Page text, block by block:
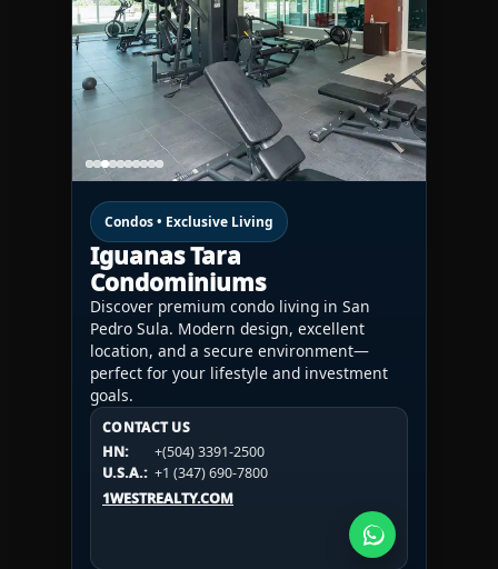
Condos • Exclusive Living
Iguanas Tara
Condominiums
Discover premium condo living in San
Pedro Sula. Modern design, excellent
location, and a secure environment—
perfect for your lifestyle and investment
goals.
CONTACT US
HN:
+(504) 3391-2500
U.S.A.: +1 (347) 690-7800
1WESTREALTY.COM
CONTACT US
HN:
+(504) 3391-2500
U.S.A.:
+1 (984) 246-2100
1WESTREALTY.COM
CONTACT US
HN:
+(504) 3391-2500
U.S.A.: +1 (984) 246-2100
1WESTREALTY.COM